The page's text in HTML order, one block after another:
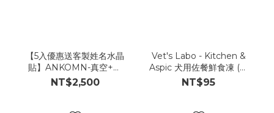
【5入優惠送客製姓名水晶
貼】ANKOMN-真空+氣
密保鮮罐優惠組合
NT$2,500
Vet's Labo - Kitchen &
Aspic 犬用佐餐鮮食凍 (番
茄起司凍)
NT$95